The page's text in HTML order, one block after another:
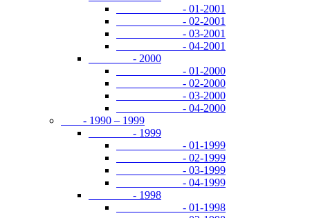
- 01-2001
- 02-2001
- 03-2001
- 04-2001
- 2000
- 01-2000
- 02-2000
- 03-2000
- 04-2000
- 1990 – 1999
- 1999
- 01-1999
- 02-1999
- 03-1999
- 04-1999
- 1998
- 01-1998